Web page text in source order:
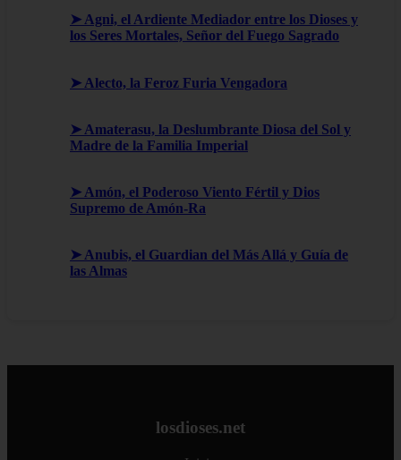
➤ Agni, el Ardiente Mediador entre los Dioses y
los Seres Mortales, Señor del Fuego Sagrado
➤ Alecto, la Feroz Furia Vengadora
➤ Amaterasu, la Deslumbrante Diosa del Sol y
Madre de la Familia Imperial
➤ Amón, el Poderoso Viento Fértil y Dios
Supremo de Amón-Ra
➤ Anubis, el Guardian del Más Allá y Guía de
las Almas
losdioses.net